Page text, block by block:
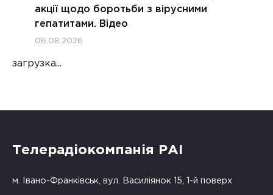
акції щодо боротьби з вірусними
гепатитами. Відео
06.08.2026
загрузка...
Телерадіокомпанія РАІ
м. Івано-Франківськ, вул. Василіянок 15, 1-й поверх